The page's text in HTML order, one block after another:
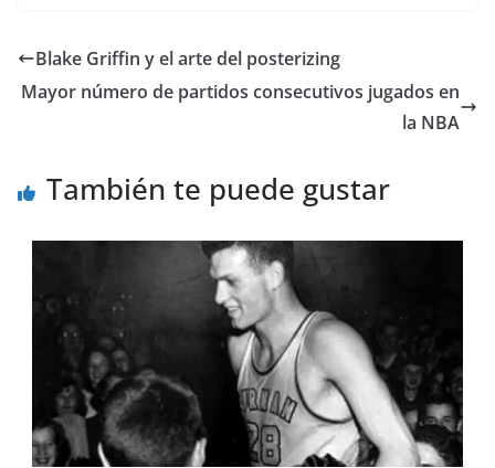
Blake Griffin y el arte del posterizing
Mayor número de partidos consecutivos jugados en
la NBA
También te puede gustar